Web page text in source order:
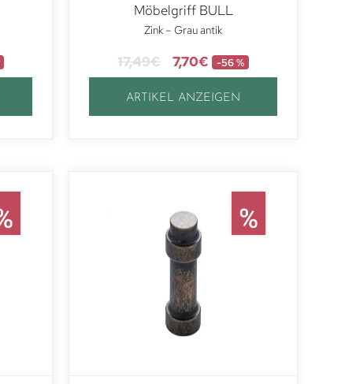
Möbelgriff BULL
Zink – Grau antik
17,49€ 7,70€ -56 %
ARTIKEL ANZEIGEN